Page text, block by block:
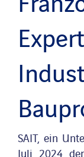
Search
for:
SAIT, ein
Juli 2024